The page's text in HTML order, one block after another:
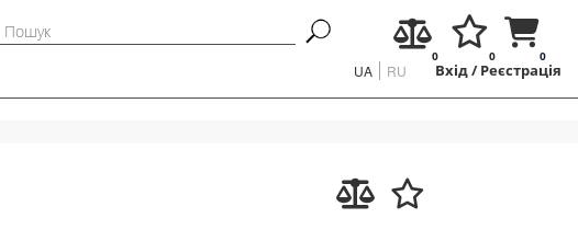
0
0
0
Вхід/Реєстрація
UA RU